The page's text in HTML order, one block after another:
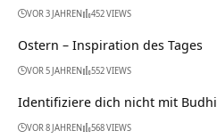
VOR 3 JAHREN 452 VIEWS
Ostern – Inspiration des Tages
VOR 5 JAHREN 552 VIEWS
Identifiziere dich nicht mit Budhi
VOR 8 JAHREN 568 VIEWS